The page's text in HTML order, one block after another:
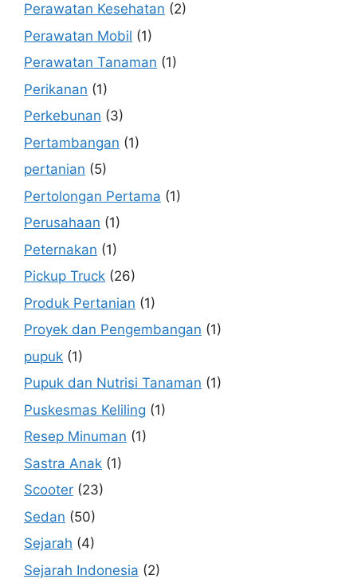
Perawatan Kesehatan (2)
Perawatan Mobil (1)
Perawatan Tanaman (1)
Perikanan (1)
Perkebunan (3)
Pertambangan (1)
pertanian (5)
Pertolongan Pertama (1)
Perusahaan (1)
Peternakan (1)
Pickup Truck (26)
Produk Pertanian (1)
Proyek dan Pengembangan (1)
pupuk (1)
Pupuk dan Nutrisi Tanaman (1)
Puskesmas Keliling (1)
Resep Minuman (1)
Sastra Anak (1)
Scooter (23)
Sedan (50)
Sejarah (4)
Sejarah Indonesia (2)